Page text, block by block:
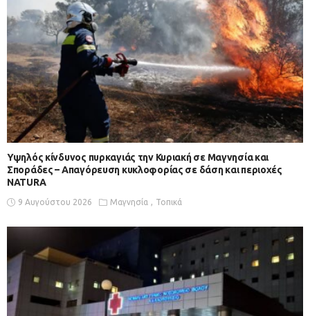
Υψηλός κίνδυνος πυρκαγιάς την Κυριακή σε Μαγνησία και
Σποράδες – Απαγόρευση κυκλοφορίας σε δάση και περιοχές
NATURA
9 Αυγούστου 2026 Μαγνησία Τοπικά